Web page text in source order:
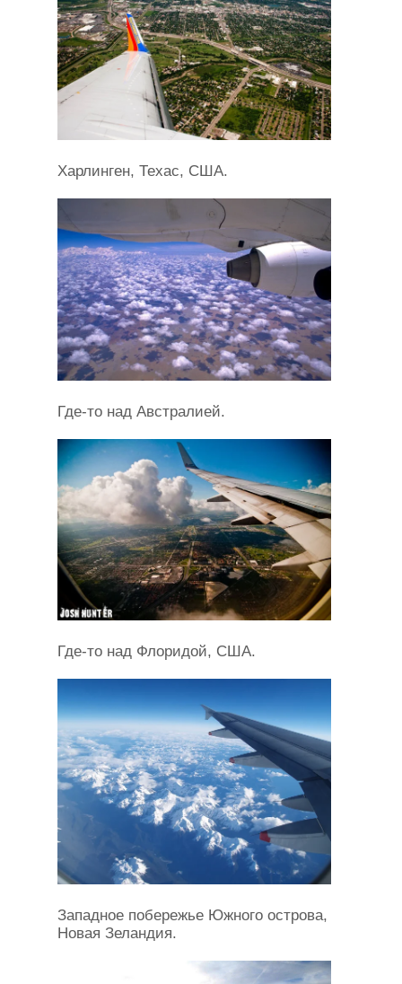
Харлинген, Техас, США.
Где-то над Австралией.
Где-то над Флоридой, США.
Западное побережье Южного острова,
Новая Зеландия.